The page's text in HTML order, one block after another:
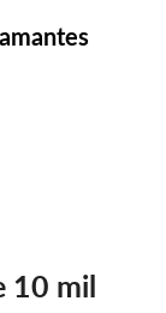
10 mil